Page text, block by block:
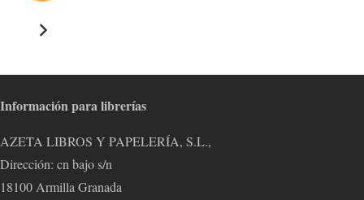
Información para librerías
AZETA LIBROS Y PAPELERÍA, S.L.,
Dirección: cn bajo s/n
18100 Armilla Granada